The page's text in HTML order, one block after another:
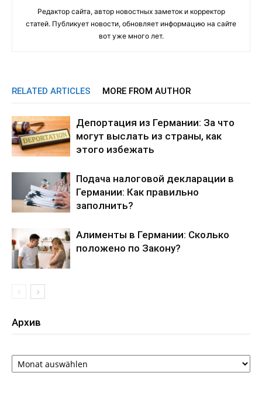
Редактор сайта, автор новостных заметок и корректор
статей. Публикует новости, обновляет информацию на сайте
вот уже много лет.
RELATED ARTICLES MORE FROM AUTHOR
Депортация из Германии: За что
могут выслать из страны, как
этого избежать
Подача налоговой декларации в
Германии: Как правильно
заполнить?
Алименты в Германии: Сколько
положено по Закону?
Архив
Архив